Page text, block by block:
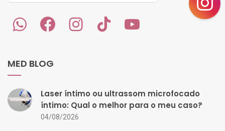
MED BLOG
Laser íntimo ou ultrassom microfocado
íntimo: Qual o melhor para o meu caso?
04/08/2026